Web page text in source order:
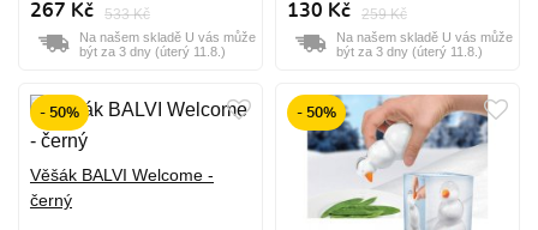
267 Kč 533 Kč
Na našem skladě U vás může
být za 3 dny (úterý 11.8.)
130 Kč 259 Kč
Na našem skladě U vás může
být za 3 dny (úterý 11.8.)
- 50%
Věšák BALVI Welcome -
černý
- 50%